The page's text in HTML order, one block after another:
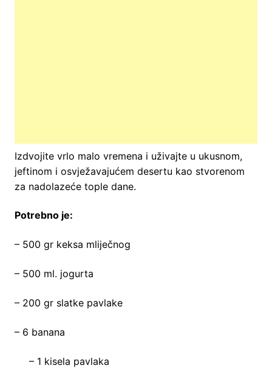
Izdvojite vrlo malo vremena i uživajte u ukusnom,
jeftinom i osvježavajućem desertu kao stvorenom
za nadolazeće tople dane.
Potrebno je:
– 500 gr keksa mliječnog
– 500 ml. jogurta
– 200 gr slatke pavlake
– 6 banana
– 1 kisela pavlaka